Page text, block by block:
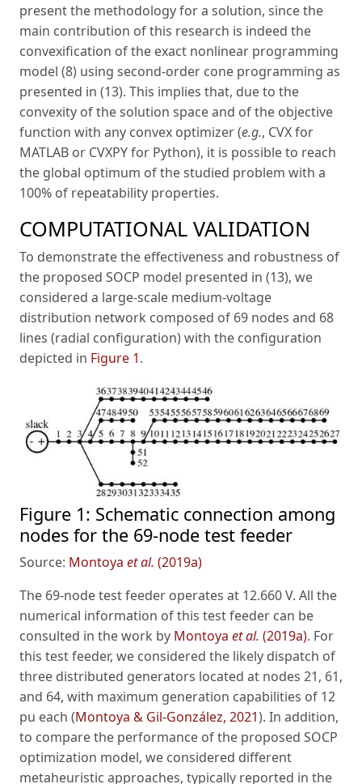
present the methodology for a solution, since the
main contribution of this research is indeed the
convexification of the exact nonlinear programming
model (8) using second-order cone programming as
presented in (13). This implies that, due to the
convexity of the solution space and of the objective
function with any convex optimizer (e.g., CVX for
MATLAB or CVXPY for Python), it is possible to reach
the global optimum of the studied problem with a
100% of repeatability properties.
COMPUTATIONAL VALIDATION
To demonstrate the effectiveness and robustness of
the proposed SOCP model presented in (13), we
considered a large-scale medium-voltage
distribution network composed of 69 nodes and 68
lines (radial configuration) with the configuration
depicted in Figure 1.
Figure 1: Schematic connection among
nodes for the 69-node test feeder
Source: Montoya et al. (2019a)
The 69-node test feeder operates at 12.660 V. All the
numerical information of this test feeder can be
consulted in the work by Montoya et al. (2019a). For
this test feeder, we considered the likely dispatch of
three distributed generators located at nodes 21, 61,
and 64, with maximum generation capabilities of 12
pu each (Montoya & Gil-González, 2021). In addition,
to compare the performance of the proposed SOCP
optimization model, we considered different
metaheuristic approaches, typically reported in the